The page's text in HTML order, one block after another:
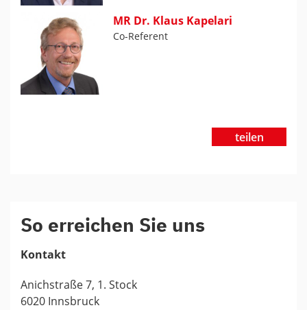
MR Dr. Klaus Kapelari
Co-Referent
teilen
So erreichen Sie uns
Kontakt
Anichstraße 7, 1. Stock
6020 Innsbruck